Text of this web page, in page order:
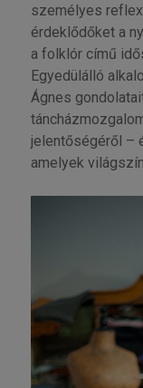
személyes
érdeklődőket a
a folklór című
Egyedülálló
Ágnes
jelentőségéről –
amelyek